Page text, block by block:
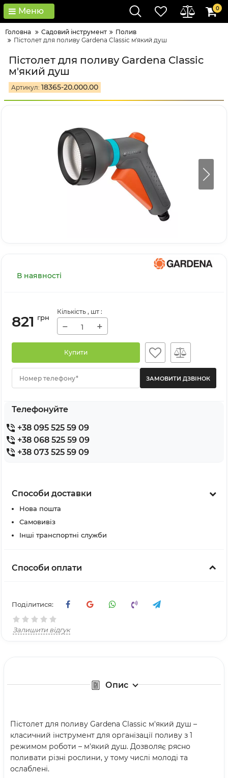
Меню 0
Головна Садовий інструмент
Полив
Пістолет для поливу Gardena Classic м'який душ
Пістолет для поливу Gardena Classic
м'який душ
Артикул: 18365-20.000.00
В наявності
821 грн
Кількість , шт :
− +
Купити
Номер телефону*
Телефонуйте
+38 095 525 59 09
+38 068 525 59 09
+38 073 525 59 09
Способи доставки
Нова пошта
Самовивіз
Інші транспортні служби
Способи оплати
Поділитися:
Залишити відгук
Опис
Пістолет для поливу Gardena Classic м'який душ –
класичний інструмент для організації поливу з 1
режимом роботи – м'який душ. Дозволяє рясно
поливати різні рослини, у тому числі молоді та
ослаблені.